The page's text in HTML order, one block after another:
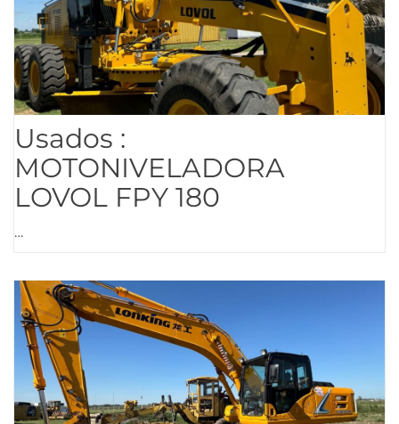
Usados :
MOTONIVELADORA
LOVOL FPY 180
…